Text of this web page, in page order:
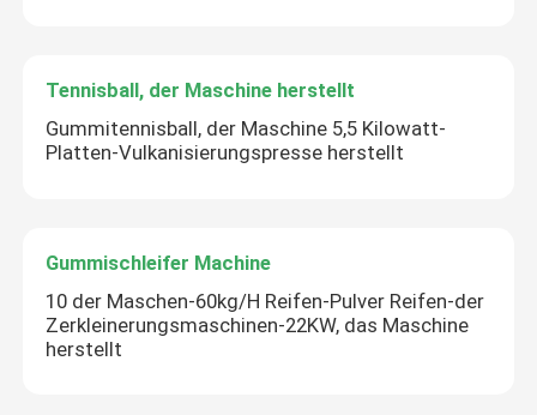
Tennisball, der Maschine herstellt
Gummitennisball, der Maschine 5,5 Kilowatt-
Platten-Vulkanisierungspresse herstellt
Gummischleifer Machine
10 der Maschen-60kg/H Reifen-Pulver Reifen-der
Zerkleinerungsmaschinen-22KW, das Maschine
herstellt